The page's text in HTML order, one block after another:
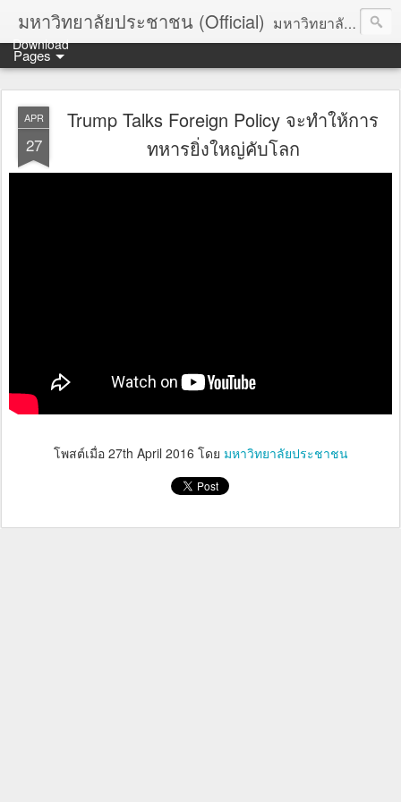
มหาวิทยาลัยประชาชน (Official) มหาวิทยาลัยประชาชน เพื่อการปฏิวัติประชาชนโดยสันติ Truths :: Peace :: Revolution :: Universal Human Rights :: Democracy (TPRUD)
Pages
APR
27
Trump Talks Foreign Policy จะทำให้การ
ทหารยิ่งใหญ่คับโลก
Download
โพสต์เมื่อ 27th April 2016 โดย มหาวิทยาลัยประชาชน